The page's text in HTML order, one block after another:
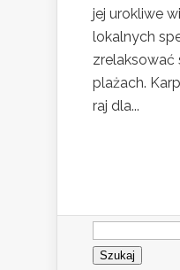
jej urokliwe
lokalnych
zrelaksować
plażach.
raj dla...
Szukaj: